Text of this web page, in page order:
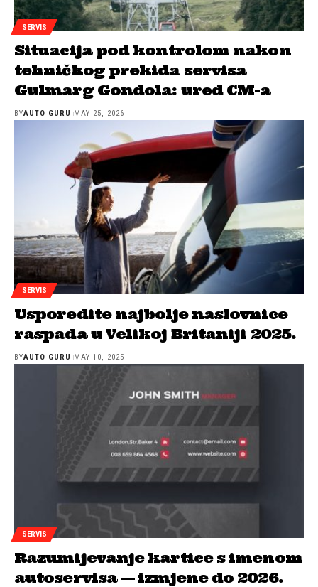
SERVIS
Situacija pod kontrolom nakon
tehničkog prekida servisa
Gulmarg Gondola: ured CM-a
BYAUTO GURU MAY 25, 2026
SERVIS
Usporedite najbolje naslovnice
raspada u Velikoj Britaniji 2025.
BYAUTO GURU MAY 10, 2025
SERVIS
Razumijevanje kartice s imenom
autoservisa — izmjene do 2026.